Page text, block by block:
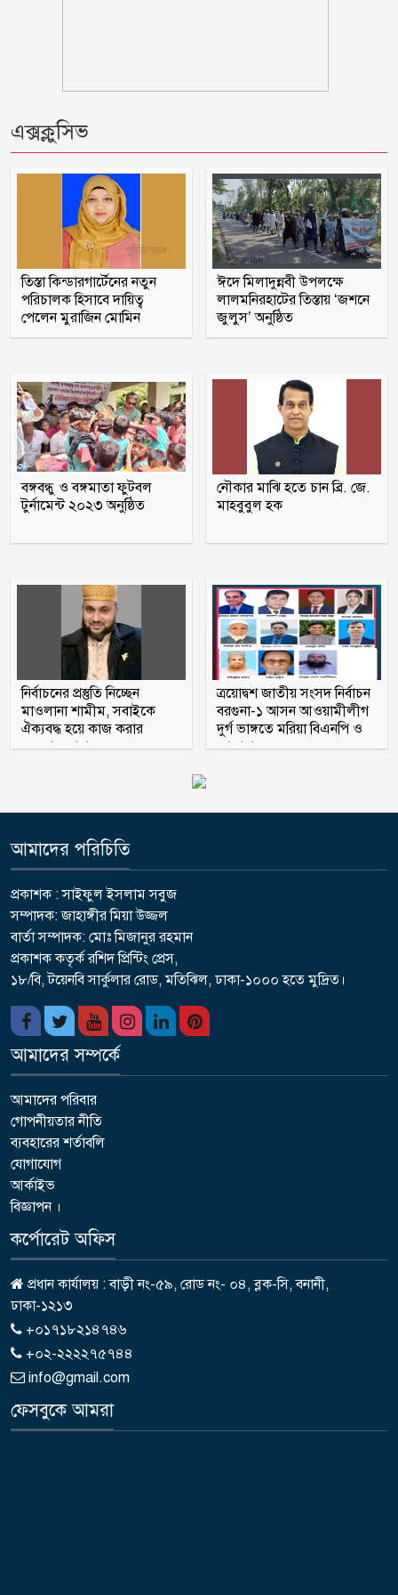
গিয়ে রাজমিস্ত্রি নিহত
ঠাকূরগাঁওয়ের রাণীশংকৈলে দৃষ্টিনন্দন মডেল
মসজিদের শুভ উদ্বোধন
আলফাডাঙ্গায় জমি সংক্রান্ত বিরোধের জেরে
হামলা আহত তিন
দিনে-দুপুরে বাসে আগুন
ছয় মাসে অনেক খেয়েছেন, মনে হচ্ছে
দলটাকেই খেয়ে ফেলবেন: বিএনপির এমপি
বহিষ্কার জামায়াত নেতা
এক্সক্লুসিভ
তিস্তা কিন্ডারগার্টেনের নতুন
পরিচালক হিসাবে দায়িত্ব
পেলেন মুরাজিন মোমিন
ঈদে মিলাদুন্নবী উপলক্ষে
লালমনিরহাটের তিস্তায় ‘জশনে
জুলুস’ অনুষ্ঠিত
বঙ্গবন্ধু ও বঙ্গমাতা ফুটবল
টুর্নামেন্ট ২০২৩ অনুষ্ঠিত
নৌকার মাঝি হতে চান ব্রি. জে.
মাহবুবুল হক
নির্বাচনের প্রস্তুতি নিচ্ছেন
মাওলানা শামীম, সবাইকে
ঐক্যবদ্ধ হয়ে কাজ করার
অহব্বান জানান
ত্রয়োদ্বশ জাতীয় সংসদ নির্বাচন
বরগুনা-১ আসন আওয়ামীলীগ
দুর্গ ভাঙ্গতে মরিয়া বিএনপি ও
জামায়াত
আমাদের পরিচিতি
প্রকাশক : সাইফুল ইসলাম সবুজ
সম্পাদক: জাহাঙ্গীর মিয়া উজ্জল
বার্তা সম্পাদক: মোঃ মিজানুর রহমান
প্রকাশক কতৃর্ক রশিদ প্রিন্টিং প্রেস,
১৮/বি, টয়েনবি সার্কুলার রোড, মতিঝিল, ঢাকা-১০০০ হতে মুদ্রিত।
আমাদের সম্পর্কে
আমাদের পরিবার
গোপনীয়তার নীতি
ব্যবহারের শর্তাবলি
যোগাযোগ
আর্কাইভ
বিজ্ঞাপন ।
কর্পোরেট অফিস
প্রধান কার্যালয় : বাড়ী নং-৫৯, রোড নং- ০৪, ব্লক-সি, বনানী,
ঢাকা-১২১৩
+০১৭১৮২১৪৭৪৬
+০২-২২২২৭৫৭৪৪
info@gmail.com
ফেসবুকে আমরা